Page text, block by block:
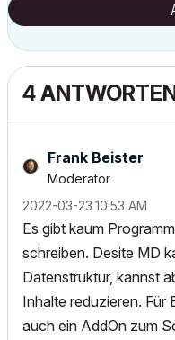
4
Frank Beister
Moderator
‎2022-03-23 10:53 AM
Es gibt kaum
schreiben. Desite MD
Datenstruktur, kannst
Inhalte reduzieren. Für
auch ein AddOn zum